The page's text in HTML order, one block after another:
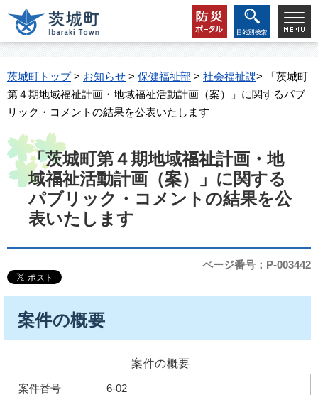
茨城町トップ> お知らせ > 保健福祉部 > 社会福祉課> 「茨城町
第４期地域福祉計画・地域福祉活動計画（案）」に関するパブ
リック・コメントの結果を公表いたします
「茨城町第４期地域福祉計画・地
域福祉活動計画（案）」に関する
パブリック・コメントの結果を公
表いたします
ページ番号：P-003442
案件の概要
案件の概要
案件番号 6-02